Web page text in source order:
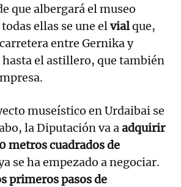
que albergará el museo
ellas se une elvialque,
entre Gernika y
el astillero, que también
museístico en Urdaibai se
la Diputación va aadquirir
metros cuadrados de
se ha empezado a negociar.
primeros pasos de